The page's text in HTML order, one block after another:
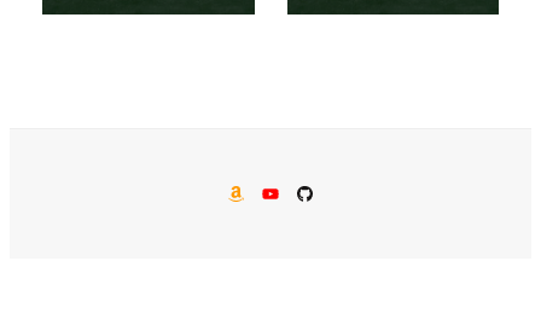
AMAZON
YouTube
GitHub